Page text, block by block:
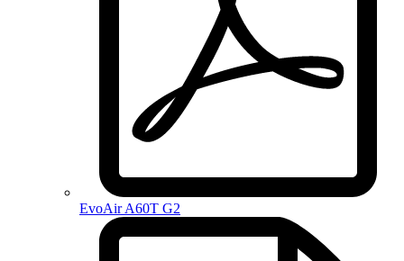
EvoAir A60T G2